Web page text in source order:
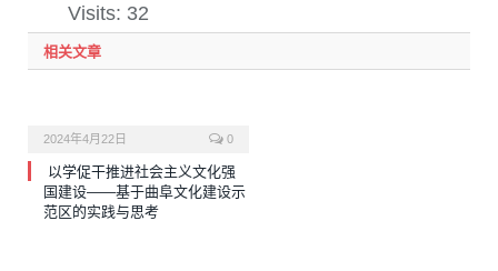
Visits: 32
相关文章
2024年4月22日 0
以学促干推进社会主义文化强
国建设——基于曲阜文化建设示
范区的实践与思考